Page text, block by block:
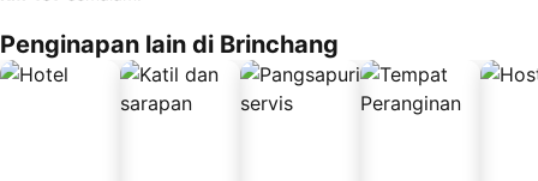
Penginapan lain di Brinchang